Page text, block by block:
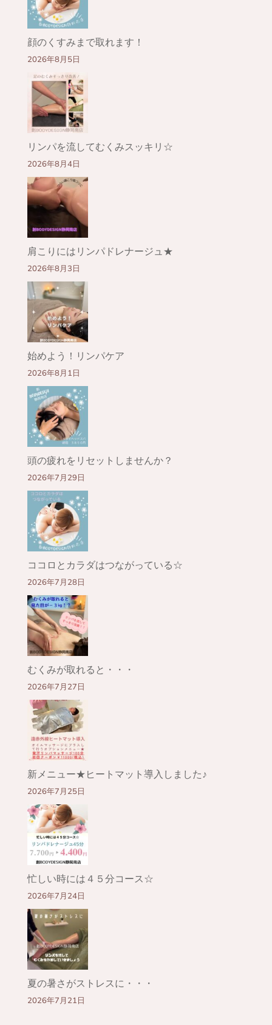
顔のくすみまで取れます！
2026年8月5日
リンパを流してむくみスッキリ☆
2026年8月4日
肩こりにはリンパドレナージュ★
2026年8月3日
始めよう！リンパケア
2026年8月1日
頭の疲れをリセットしませんか？
2026年7月29日
ココロとカラダはつながっている☆
2026年7月28日
むくみが取れると・・・
2026年7月27日
新メニュー★ヒートマット導入しました♪
2026年7月25日
忙しい時には４５分コース☆
2026年7月24日
夏の暑さがストレスに・・・
2026年7月21日